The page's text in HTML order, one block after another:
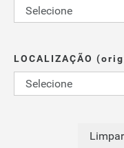
LOCALIZAÇÃO